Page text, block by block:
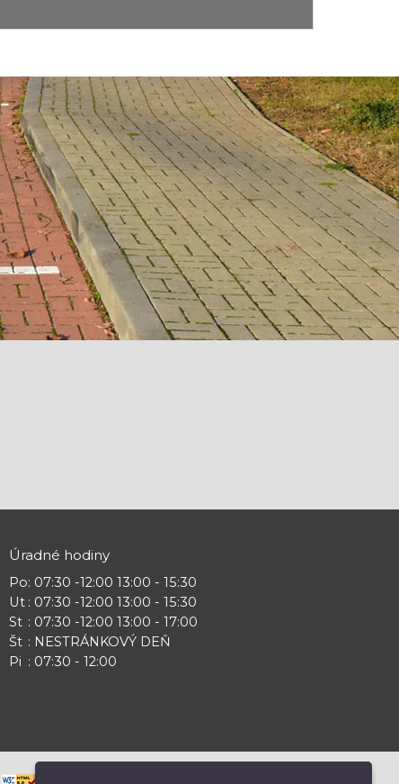
Úradné hodiny
Po
Ut
St
Št
Pi
: 07:30 -12:00 13:00 - 15:30
: 07:30 -12:00 13:00 - 15:30
: 07:30 -12:00 13:00 - 17:00
: NESTRÁNKOVÝ DEŇ
: 07:30 - 12:00